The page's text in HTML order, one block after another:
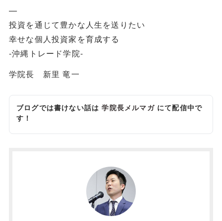
—
投資を通じて豊かな人生を送りたい
幸せな個人投資家を育成する
-沖縄トレード学院-
学院長 新里 竜一
ブログでは書けない話は学院長メルマガにて配信中で
す！